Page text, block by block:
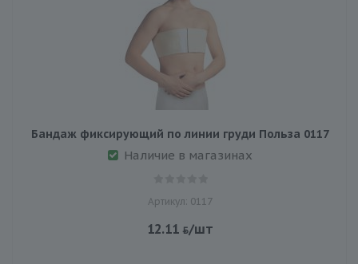
Бандаж фиксирующий по линии груди Польза 0117
Наличие в магазинах
Артикул: 0117
12.11 /шт